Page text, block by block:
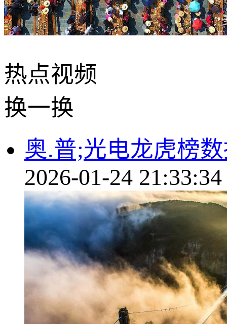
热点视频
换一换
奥.普;光电龙虎榜
2026-01-24 21:33:34